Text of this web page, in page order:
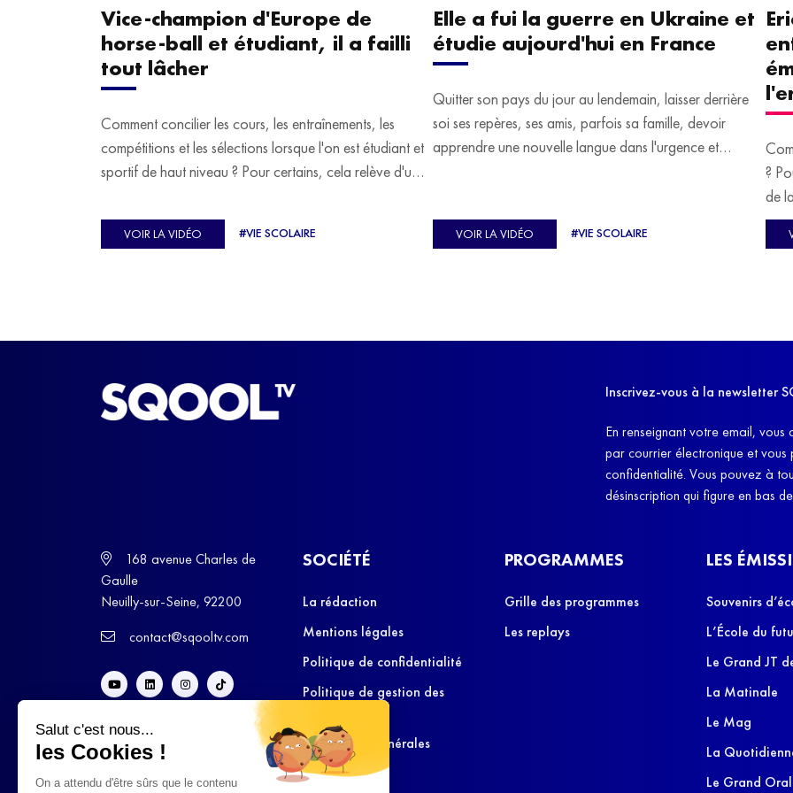
Salut c'est nous...
les Cookies !
On a attendu d'être sûrs que le contenu
Vice-champion d'Europe de
horse-ball et étudiant, il a failli
tout lâcher
Comment concilier les cours, les entraînements, les
compétitions et les sélections lorsque l'on est étudiant et
sportif de haut niveau ? Pour certains, cela relève d'un
Ulysse Soriano, vice-champion d'Europe de Horse-
ball, qui a failli abandonner ses études avant de
VOIR LA VIDÉO #VIE SCOLAIRE
Elle a fui la guerre en Ukraine et
étudie aujourd'hui en France
Quitter son pays du jour au lendemain, laisser derrière
soi ses repères, ses amis, parfois sa famille, devoir
apprendre une nouvelle langue dans l'urgence et
C'est l'histoire de nombreux réfugiés, et notamment
celle de Lisa Machukha, que nous vous proposons de
VOIR LA VIDÉO #VIE SCOLAIRE
?
de
Inscrivez-vous à la newsletter
En renseignant votre email,
par courrier électronique et
confidentialité. Vous pouvez à
désinscription qui figure en bas
168 avenue Charles de
Gaulle
Neuilly-sur-Seine, 92200
contact@sqooltv.com
SOCIÉTÉ
La rédaction
Mentions légales
Politique de confidentialité
Politique de gestion des
Conditions Générales
d’Utilisation
PROGRAMMES
Grille des programmes
Les replays
LES
Souvenirs
L’École du
Le Grand JT
La Matinale
Le Mag
La
Le Grand Oral